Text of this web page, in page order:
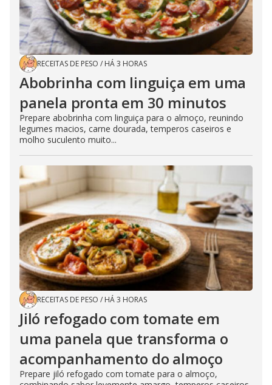
RECEITAS DE PESO / HÁ 3 HORAS
Abobrinha com linguiça em uma
panela pronta em 30 minutos
Prepare abobrinha com linguiça para o almoço, reunindo
legumes macios, carne dourada, temperos caseiros e
molho suculento muito...
RECEITAS DE PESO / HÁ 3 HORAS
Jiló refogado com tomate em
uma panela que transforma o
acompanhamento do almoço
Prepare jiló refogado com tomate para o almoço,